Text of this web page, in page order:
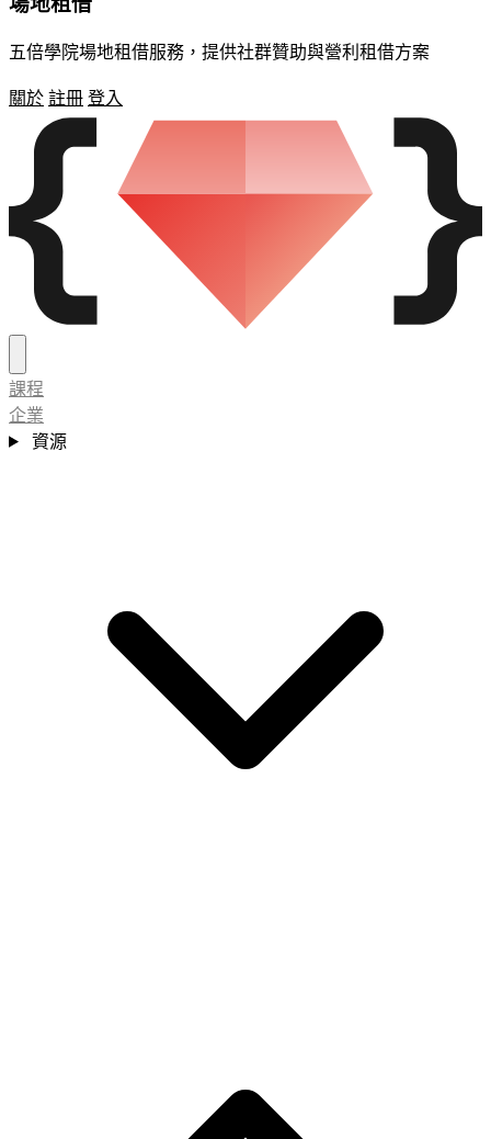
五倍學院場地租借服務，提供社群贊助與營利租借方案
關於 註冊 登入
課程
企業
資源